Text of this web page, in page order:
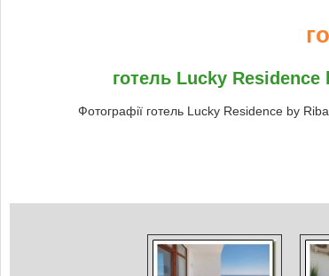
готель Lucky Residence
Фотографії готель Lucky Residence by